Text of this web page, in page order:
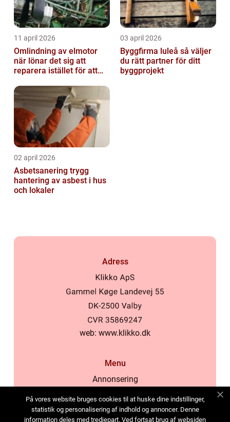
11 april 2026
Omlindning av elmotor
när lönar det sig att
reparera istället för att
03 april 2026
Byggfirma luleå så väljer
du rätt partner för ditt
byggprojekt
02 april 2026
Asbetsanering trygg
hantering av asbest i hus
och lokaler
Adress
web: www.klikko.dk
Menu
Annonsering
Cookies
På vores website bruges cookies til at huske dine indstillinger,
statistik og personalisering af indhold og annoncer. Denne
information deles med tredjepart. Ved fortsat brug af websiden